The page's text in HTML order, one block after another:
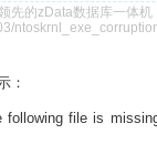
先的zData数据库一体机
：
file is